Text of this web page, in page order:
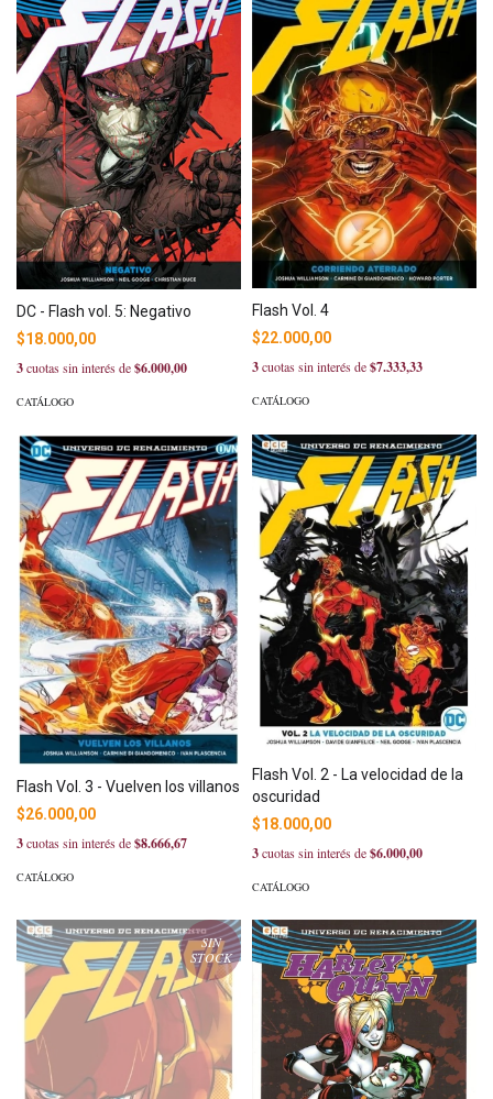
DC - Flash vol. 5: Negativo
$18.000,00
3cuotas sin interés de$6.000,00
CATÁLOGO
Flash Vol. 4
$22.000,00
3cuotas sin interés de$7.333,33
CATÁLOGO
Flash Vol. 3 - Vuelven los villanos
$26.000,00
3cuotas sin interés de$8.666,67
CATÁLOGO
Flash Vol. 2 - La velocidad de la
oscuridad
$18.000,00
3cuotas sin interés de$6.000,00
CATÁLOGO
SIN
STOCK